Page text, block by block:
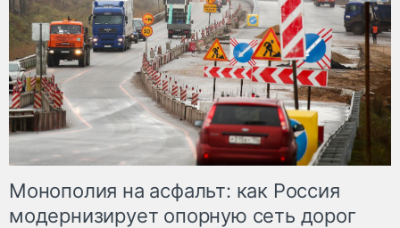
Монополия на асфальт: как Россия
модернизирует опорную сеть дорог